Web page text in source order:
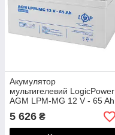
Акумулятор
мультигелевий LogicPower
AGM LPM-MG 12 V - 65 Ah
5 626 ₴